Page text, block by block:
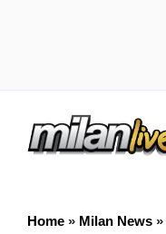
Home » Milan News »